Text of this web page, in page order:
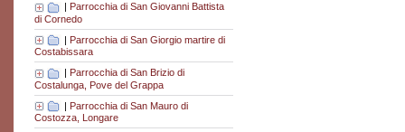
| Parrocchia di San Giovanni Battista
di Cornedo
| Parrocchia di San Giorgio martire di
Costabissara
Parrocchia di San Brizio di
Costalunga, Pove del Grappa
| Parrocchia di San Mauro di
Costozza, Longare